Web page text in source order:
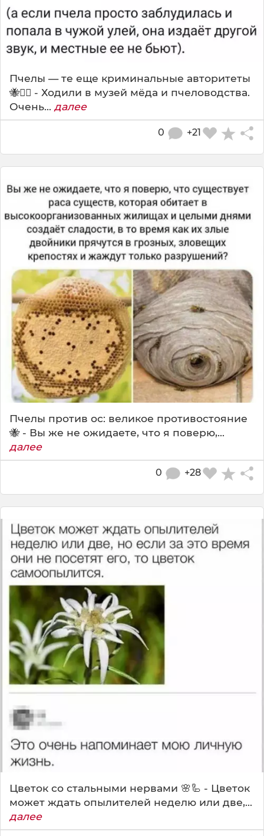
Пчелы — те еще криминальные авторитеты
🐝🕵️‍♂️ - Ходили в музей мёда и пчеловодства.
Очень... далее
+21
0
Пчелы против ос: великое противостояние
🐝 - Вы же не ожидаете, что я поверю,...
далее
+28
0
Цветок со стальными нервами 🌸🦾 - Цветок
может ждать опылителей неделю или две,...
далее